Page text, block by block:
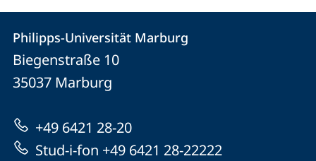
Kontakt
und
Informationen
zur
Website
Kontaktinformationen
Philipps-
Universität
Philipps-Universität Marburg
Biegenstraße 10
35037 Marburg
+49 6421 28-20
Stud-i-fon +49 6421 28-22222